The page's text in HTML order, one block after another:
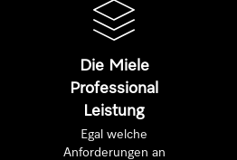
Die Miele
Professional
Leistung
Egal welche
Anforderungen an